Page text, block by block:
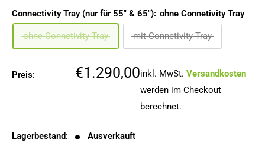
Connectivity Tray (nur für 55" & 65"): ohne Connetivity Tray
ohne Connetivity Tray mit Connetivity Tray
Preis: Sonderpreis
€1.290,00inkl. MwSt. Versandkosten
werden im Checkout
berechnet.
Lagerbestand: Ausverkauft